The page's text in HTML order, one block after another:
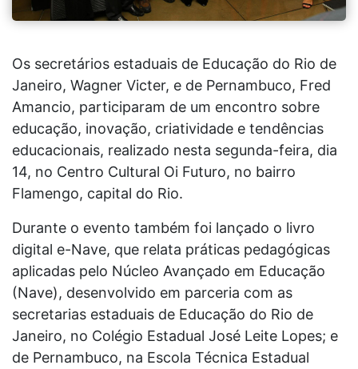
Os secretários estaduais de Educação do Rio de
Janeiro, Wagner Victer, e de Pernambuco, Fred
Amancio, participaram de um encontro sobre
educação, inovação, criatividade e tendências
educacionais, realizado nesta segunda-feira, dia
14, no Centro Cultural Oi Futuro, no bairro
Flamengo, capital do Rio.
Durante o evento também foi lançado o livro
digital e-Nave, que relata práticas pedagógicas
aplicadas pelo Núcleo Avançado em Educação
(Nave), desenvolvido em parceria com as
secretarias estaduais de Educação do Rio de
Janeiro, no Colégio Estadual José Leite Lopes; e
de Pernambuco, na Escola Técnica Estadual